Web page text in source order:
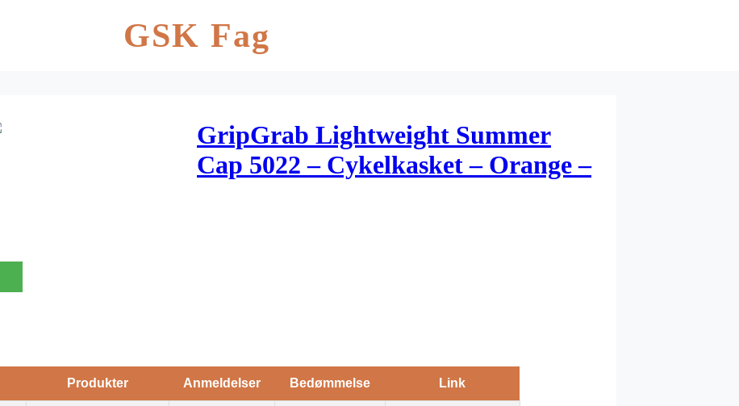
GSK Fag
GripGrab Lightweight Summer
Cap 5022 – Cykelkasket – Orange –
Produkter Anmeldelser Bedømmelse Link